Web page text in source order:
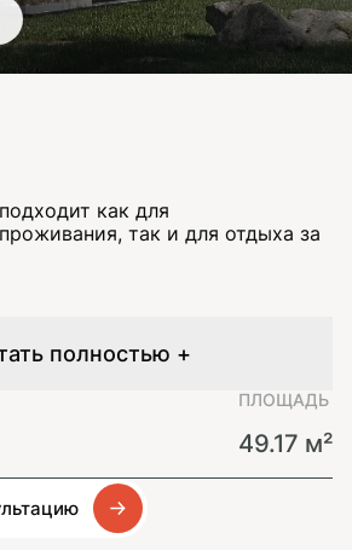
как для
так и для отдыха за
полностью +
ПЛОЩАДЬ
49.17 м²